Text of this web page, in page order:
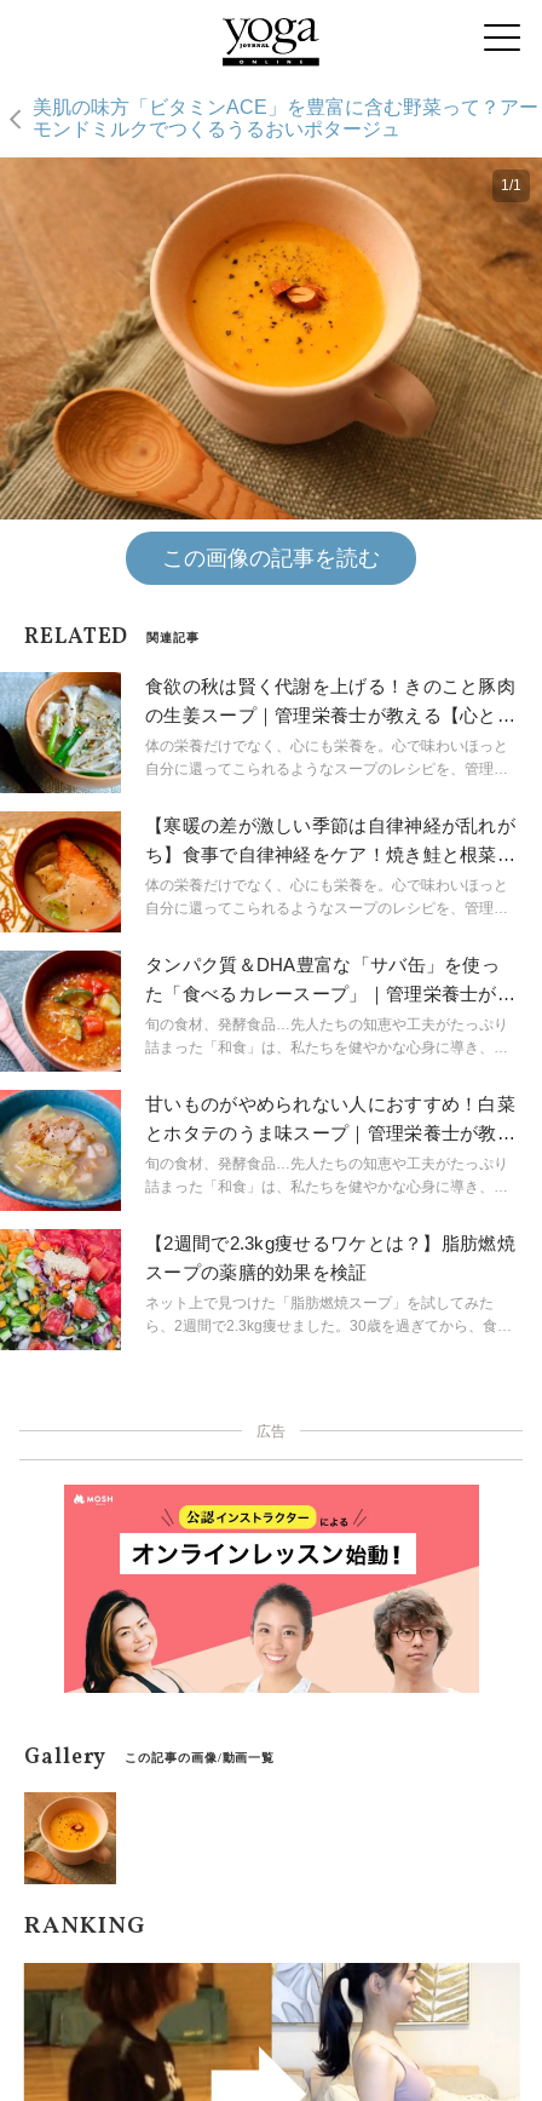
美肌の味方「ビタミンACE」を豊富に含む野菜って？アー
モンドミルクでつくるうるおいポタージュ
1/1
この画像の記事を読む
RELATED 関連記事
食欲の秋は賢く代謝を上げる！きのこと豚肉
の生姜スープ｜管理栄養士が教える【心と体
の栄養スープ】
体の栄養だけでなく、心にも栄養を。心で味わいほっと
自分に還ってこられるようなスープのレシピを、管理栄
【寒暖の差が激しい季節は自律神経が乱れが
ち】食事で自律神経をケア！焼き鮭と根菜の
粕汁
体の栄養だけでなく、心にも栄養を。心で味わいほっと
自分に還ってこられるようなスープのレシピを、管理栄
タンパク質＆DHA豊富な「サバ缶」を使っ
た「食べるカレースープ」｜管理栄養士が教
える健康スープ
旬の食材、発酵食品…先人たちの知恵や工夫がたっぷり
詰まった「和食」は、私たちを健やかな心身に導き、腸
くれます。食の欧米化が進んだ現代社会で、今こそ昔な
がらの「和ごはん」に立ち返りませんか？一汁一菜でな
くてもOK！手軽に日常の食卓に取り入れられる和風スー
プレシピを、管理栄養士の圓尾和紀さんが連載形式で教
えてくれます。
甘いものがやめられない人におすすめ！白菜
とホタテのうま味スープ｜管理栄養士が教え
る健康スープ
旬の食材、発酵食品…先人たちの知恵や工夫がたっぷり
詰まった「和食」は、私たちを健やかな心身に導き、腸
くれます。食の欧米化が進んだ現代社会で、今こそ昔な
がらの「和ごはん」に立ち返りませんか？一汁一菜でな
くてもOK！手軽に日常の食卓に取り入れられる和風スー
プレシピを、管理栄養士の圓尾和紀さんが連載形式で教
えてくれます。
【2週間で2.3kg痩せるワケとは？】脂肪燃焼
スープの薬膳的効果を検証
ネット上で見つけた「脂肪燃焼スープ」を試してみた
ら、2週間で2.3kg痩せました。30歳を過ぎてから、食事
広告
Gallery この記事の画像/動画一覧
RANKING